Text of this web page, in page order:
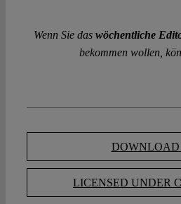
Wenn Sie das wöchentliche
bekommen wollen,
DOWNLOAD
LICENSED UNDER